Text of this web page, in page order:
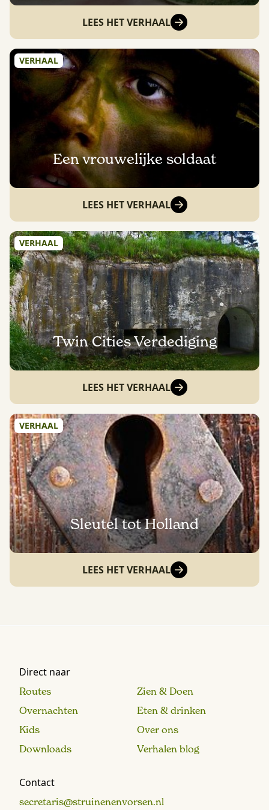
LEES HET VERHAAL
VERHAAL
Een vrouwelijke soldaat
LEES HET VERHAAL
VERHAAL
Twin Cities Verdediging
LEES HET VERHAAL
VERHAAL
Sleutel tot Holland
LEES HET VERHAAL
Direct naar
Routes
Zien & Doen
Overnachten
Eten & drinken
Kids
Over ons
Downloads
Verhalen blog
Contact
secretaris@struinenenvorsen.nl